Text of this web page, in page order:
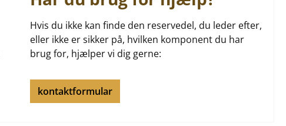
Hvis du ikke kan finde den reservedel, du leder efter,
eller ikke er sikker på, hvilken komponent du har
brug for, hjælper vi dig gerne:
kontaktformular